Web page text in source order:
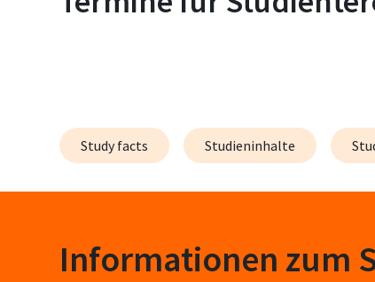
Study facts Studieninhalte
Informationen zum